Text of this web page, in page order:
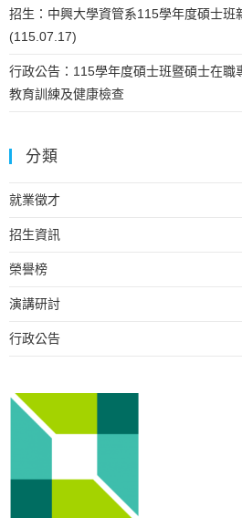
招生：中興大學資管系115學年度碩士班
(115.07.17)
行政公告：115學年度碩士班暨碩士在職
教育訓練及健康檢查
分類
就業徵才
招生資訊
榮譽榜
演講研討
行政公告